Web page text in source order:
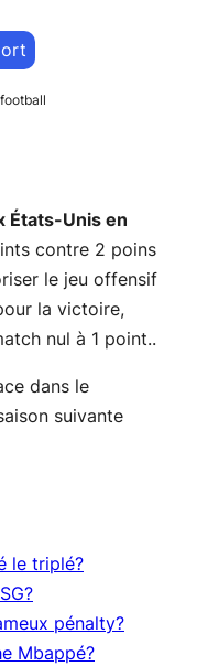
football
États-Unis en
contre 2 poins
le jeu offensif
la victoire,
nul à 1 point..
dans le
suivante
le triplé?
pénalty?
Mbappé?